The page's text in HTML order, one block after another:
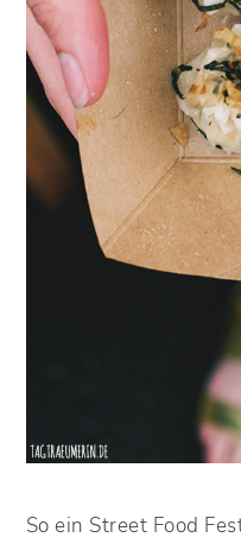
So ein Street Food